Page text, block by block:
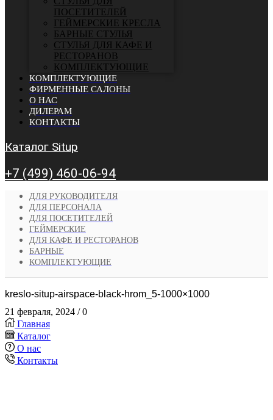
ПОСЕТИТЕЛЕЙ
ГЕЙМЕРСКИЕ КРЕСЛА
БАРНЫЕ СТУЛЬЯ
CТУЛЬЯ ДЛЯ КАФЕ И
РЕСТОРАНОВ
КОМПЛЕКТУЮЩИЕ
КОМПЛЕКТУЮЩИЕ
ФИРМЕННЫЕ САЛОНЫ
О НАС
ДИЛЕРАМ
КОНТАКТЫ
Каталог Situp
+7 (499) 460-06-94
ДЛЯ РУКОВОДИТЕЛЯ
ДЛЯ ПЕРСОНАЛА
ДЛЯ ПОСЕТИТЕЛЕЙ
ГЕЙМЕРСКИЕ
ДЛЯ КАФЕ И РЕСТОРАНОВ
БАРНЫЕ
КОМПЛЕКТУЮЩИЕ
kreslo-situp-airspace-black-hrom_5-1000×1000
21 февраля, 2024 / 0
Главная
Каталог
О нас
Контакты